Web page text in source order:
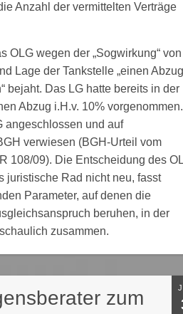
Anzahl der vermittelten Verträge
OLG wegen der „Sogwirkung“ von
Lage der Tankstelle „einen Abzug
bejaht. Das LG hatte bereits in der
Abzug i.H.v. 10% vorgenommen.
angeschlossen und auf
verwiesen (BGH-Urteil vom
108/09). Die Entscheidung des
juristische Rad nicht neu, fasst
Parameter, auf denen die
beruhen, in der
zusammen.
zum